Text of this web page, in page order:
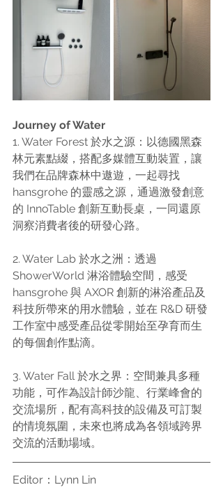
Journey of Water
1. Water Forest 於水之源：以德國黑森
林元素點綴，搭配多媒體互動裝置，讓
我們在品牌森林中遨遊，一起尋找
hansgrohe 的靈感之源，通過激發創意
的 InnoTable 創新互動長桌，一同還原
洞察消費者後的研發心路。
2. Water Lab 於水之洲：透過
ShowerWorld 淋浴體驗空間，感受
hansgrohe 與 AXOR 創新的淋浴產品及
科技所帶來的用水體驗，並在 R&D 研發
工作室中感受產品從零開始至孕育而生
的每個創作點滴。
3. Water Fall 於水之界：空間兼具多種
功能，可作為設計師沙龍、行業峰會的
交流場所，配有高科技的設備及可訂製
的情境氛圍，未來也將成為各領域跨界
交流的活動場域。
Editor：Lynn Lin